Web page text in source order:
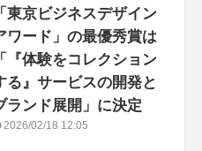
「東京ビジネスデザイン
ワード」の最優秀賞は
「『体験をコレクション
る』サービスの開発と
ランド展開」に決定
2026/02/18 12:05